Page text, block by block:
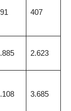
407
2.623
3.685